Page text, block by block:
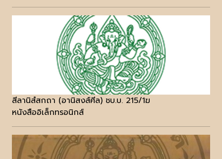
สีลานิสํสกถา (อานิสงส์ศีล) ชบ.บ. 215/1ฆ
หนังสืออิเล็กทรอนิกส์